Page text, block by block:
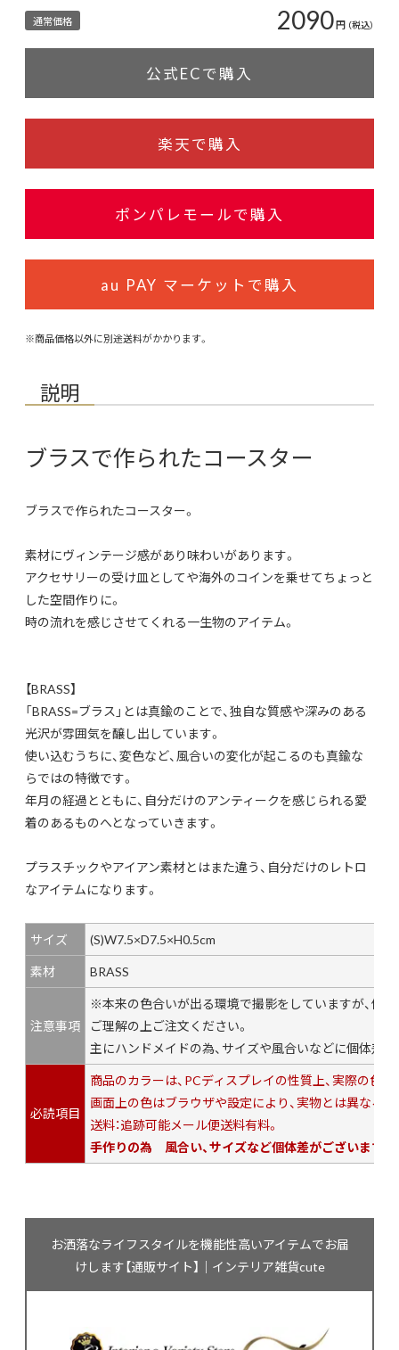
通常価格 2090円 （税込）
公式ECで購入
楽天で購入
ポンパレモールで購入
au PAY マーケットで購入
※商品価格以外に別途送料がかかります。
説明
ブラスで作られたコースター
ブラスで作られたコースター。
素材にヴィンテージ感があり味わいがあります。
アクセサリーの受け皿としてや海外のコインを乗せてちょっと
した空間作りに。
時の流れを感じさせてくれる一生物のアイテム。
【BRASS】
「BRASS=ブラス」とは真鍮のことで、独自な質感や深みのある
光沢が雰囲気を醸し出しています。
使い込むうちに、変色など、風合いの変化が起こるのも真鍮な
らではの特徴です。
年月の経過とともに、自分だけのアンティークを感じられる愛
着のあるものへとなっていきます。
プラスチックやアイアン素材とはまた違う、自分だけのレトロ
なアイテムになります。
サイズ
(S)W7.5×D7.5×H0.5cm
素材
BRASS
注意事項
※本来の色合いが出る環境で撮影をしていますが、個
ご理解の上ご注文ください。
主にハンドメイドの為、サイズや風合いなどに個体差
必読項目
商品のカラーは、PCディスプレイの性質上、実際の色
画面上の色はブラウザや設定により、実物とは異なる
送料：追跡可能メール便送料有料。
手作りの為 風合い、サイズなど個体差がございます。
お洒落なライフスタイルを機能性高いアイテムでお届
けします【通販サイト】｜インテリア雑貨cute